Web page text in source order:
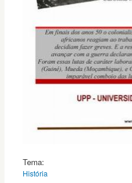
Tema:
História